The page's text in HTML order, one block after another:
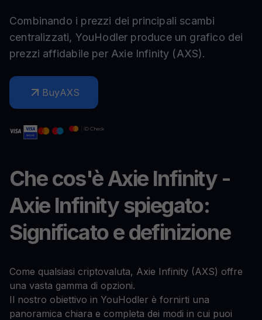
Combinando i prezzi dei principali scambi
centralizzati, YouHodler produce un grafico dei
prezzi affidabile per Axie Infinity (AXS).
BuyAXS
Che cos'è Axie Infinity -
Axie Infinity spiegato:
Significato e definizione
Come qualsiasi criptovaluta, Axie Infinity (AXS) offre
una vasta gamma di opzioni.
Il nostro obiettivo in YouHodler è fornirti una
panoramica chiara e completa dei modi in cui puoi